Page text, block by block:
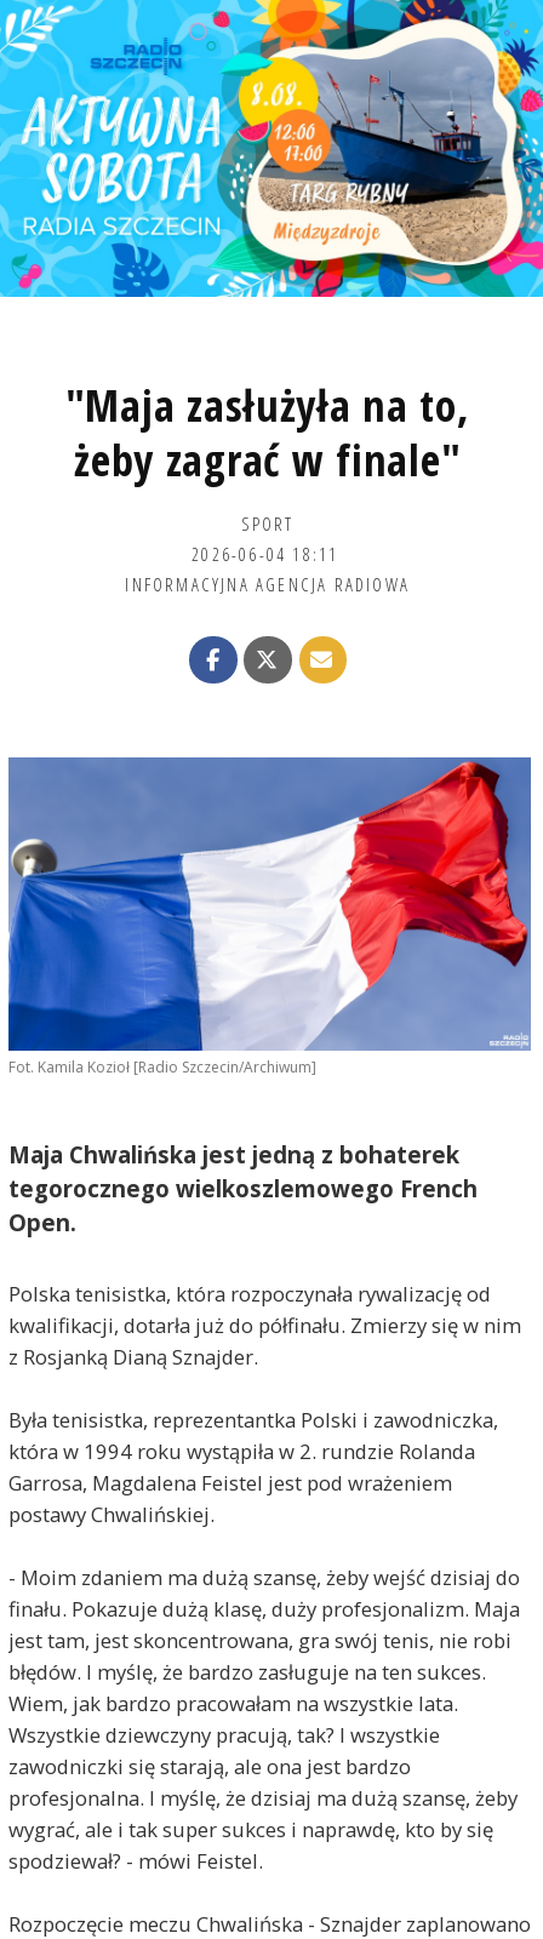
"Maja zasłużyła na to,
żeby zagrać w finale"
SPORT
2026-06-04 18:11
INFORMACYJNA AGENCJA RADIOWA
Fot. Kamila Kozioł [Radio Szczecin/Archiwum]
Maja Chwalińska jest jedną z bohaterek
tegorocznego wielkoszlemowego French
Open.
Polska tenisistka, która rozpoczynała rywalizację od
kwalifikacji, dotarła już do półfinału. Zmierzy się w nim
z Rosjanką Dianą Sznajder.
Była tenisistka, reprezentantka Polski i zawodniczka,
która w 1994 roku wystąpiła w 2. rundzie Rolanda
Garrosa, Magdalena Feistel jest pod wrażeniem
postawy Chwalińskiej.
- Moim zdaniem ma dużą szansę, żeby wejść dzisiaj do
finału. Pokazuje dużą klasę, duży profesjonalizm. Maja
jest tam, jest skoncentrowana, gra swój tenis, nie robi
błędów. I myślę, że bardzo zasługuje na ten sukces.
Wiem, jak bardzo pracowałam na wszystkie lata.
Wszystkie dziewczyny pracują, tak? I wszystkie
zawodniczki się starają, ale ona jest bardzo
profesjonalna. I myślę, że dzisiaj ma dużą szansę, żeby
wygrać, ale i tak super sukces i naprawdę, kto by się
spodziewał? - mówi Feistel.
Rozpoczęcie meczu Chwalińska - Sznajder zaplanowano